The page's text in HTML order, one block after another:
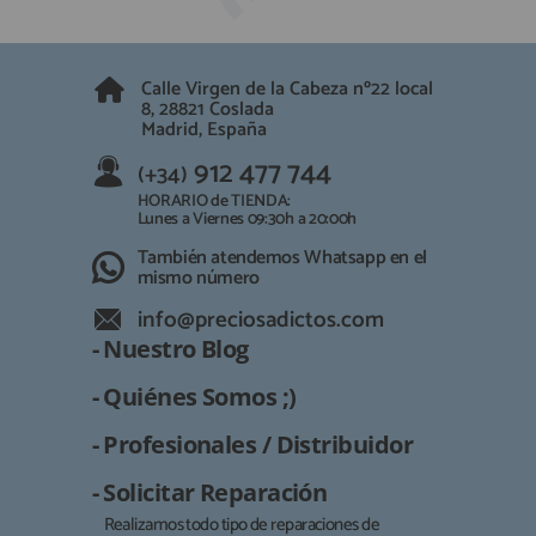
GUÍA DE COMPRA
(+34) 912 477 744
HORARIO de TIENDA:
Lunes a Viernes 09:30h a 20:00h
info@preciosadictos.com
Calle Virgen de la Cabeza nº22 local
8, 28821 Coslada
Madrid, España
(+34) 912 477 744
HORARIO de TIENDA:
Lunes a Viernes 09:30h a 20:00h
También atendemos Whatsapp en el
mismo número
info@preciosadictos.com
- Nuestro Blog
- Quiénes Somos ;)
- Profesionales / Distribuidor
- Solicitar Reparación
Realizamos todo tipo de reparaciones de